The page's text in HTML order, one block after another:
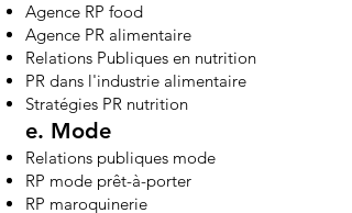
Agence RP food
Agence PR alimentaire
Relations Publiques en nutrition
PR dans l'industrie alimentaire
Stratégies PR nutrition
e. Mode
Relations publiques mode
RP mode prêt-à-porter
RP maroquinerie